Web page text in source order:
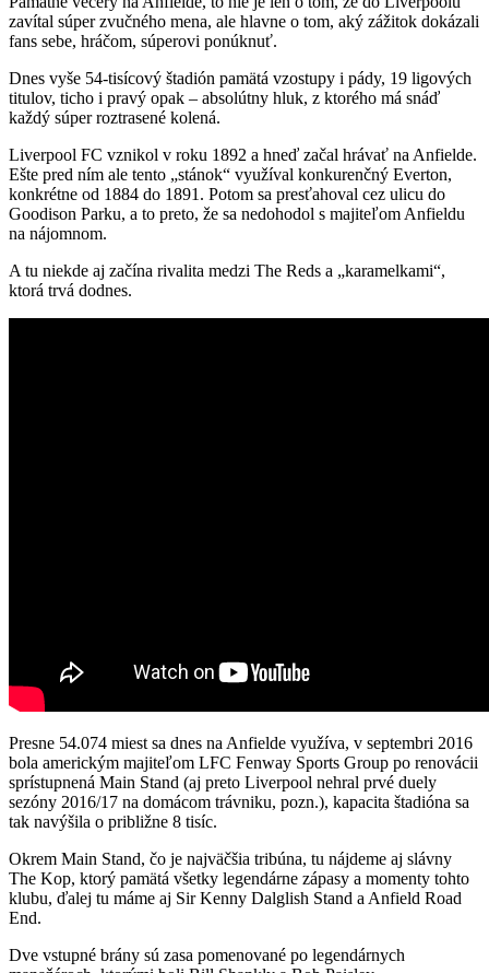
zavítal súper zvučného mena, ale hlavne o tom, aký zážitok dokázali
fans sebe, hráčom, súperovi ponúknuť.
Dnes vyše 54-tisícový štadión pamätá vzostupy i pády, 19 ligových
titulov, ticho i pravý opak – absolútny hluk, z ktorého má snáď
každý súper roztrasené kolená.
Liverpool FC vznikol v roku 1892 a hneď začal hrávať na Anfielde.
Ešte pred ním ale tento „stánok“ využíval konkurenčný Everton,
konkrétne od 1884 do 1891. Potom sa presťahoval cez ulicu do
Goodison Parku, a to preto, že sa nedohodol s majiteľom Anfieldu
na nájomnom.
A tu niekde aj začína rivalita medzi The Reds a „karamelkami“,
ktorá trvá dodnes.
Presne 54.074 miest sa dnes na Anfielde využíva, v septembri 2016
bola americkým majiteľom LFC Fenway Sports Group po renovácii
sprístupnená Main Stand (aj preto Liverpool nehral prvé duely
sezóny 2016/17 na domácom trávniku, pozn.), kapacita štadióna sa
tak navýšila o približne 8 tisíc.
Okrem Main Stand, čo je najväčšia tribúna, tu nájdeme aj slávny
The Kop, ktorý pamätá všetky legendárne zápasy a momenty tohto
klubu, ďalej tu máme aj Sir Kenny Dalglish Stand a Anfield Road
End.
Dve vstupné brány sú zasa pomenované po legendárnych